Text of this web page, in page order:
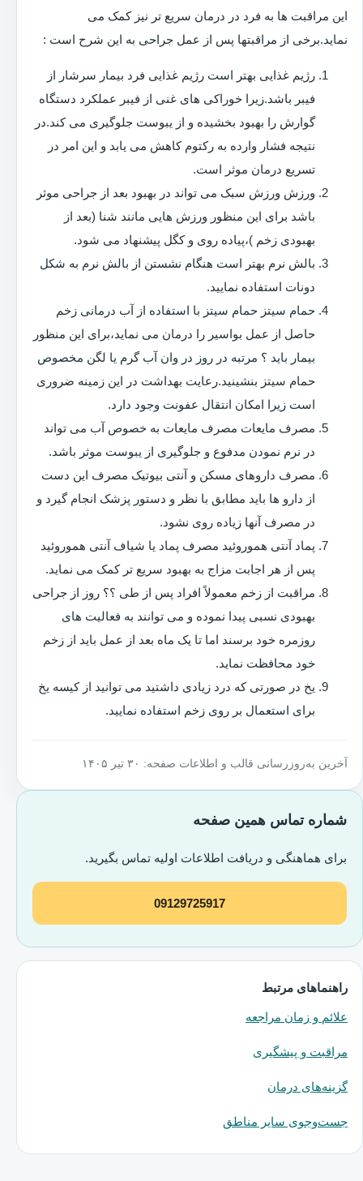
این مراقبت ها به فرد در درمان سریع تر نیز کمک می
نماید.برخی از مراقبتها پس از عمل جراحی به این شرح است :
رژیم غذایی بهتر است رژیم غذایی فرد بیمار سرشار از
فیبر باشد.زیرا خوراکی های غنی از فیبر عملکرد دستگاه
گوارش را بهبود بخشیده و از یبوست جلوگیری می کند.در
نتیجه فشار وارده به رکتوم کاهش می یابد و این امر در
تسریع درمان موثر است.
ورزش ورزش سبک می تواند در بهبود بعد از جراحی موثر
باشد برای این منظور ورزش هایی مانند شنا (بعد از
بهبودی زخم )،پیاده روی و کگل پیشنهاد می شود.
بالش نرم بهتر است هنگام نشستن از بالش نرم به شکل
دونات استفاده نمایید.
حمام سیتز حمام سیتز با استفاده از آب درمانی زخم
حاصل از عمل بواسیر را درمان می نماید،برای این منظور
بیمار باید ؟ مرتبه در روز در وان آب گرم یا لگن مخصوص
حمام سیتز بنشینید.رعایت بهداشت در این زمینه ضروری
است زیرا امکان انتقال عفونت وجود دارد.
مصرف مایعات مصرف مایعات به خصوص آب می تواند
در نرم نمودن مدفوع و جلوگیری از یبوست موثر باشد.
مصرف داروهای مسکن و آنتی بیوتیک مصرف این دست
از دارو ها باید مطابق با نظر و دستور پزشک انجام گیرد و
در مصرف آنها زیاده روی نشود.
پماد آنتی هموروئید مصرف پماد یا شیاف آنتی هموروئید
پس از هر اجابت مزاج به بهبود سریع تر کمک می نماید.
مراقبت از زخم معمولاً افراد پس از طی ؟؟ روز از جراحی
بهبودی نسبی پیدا نموده و می توانند به فعالیت های
روزمره خود برسند اما تا یک ماه بعد از عمل باید از زخم
خود محافظت نماید.
یخ در صورتی که درد زیادی داشتید می توانید از کیسه یخ
برای استعمال بر روی زخم استفاده نمایید.
آخرین به‌روزرسانی قالب و اطلاعات صفحه: ۳۰ تیر ۱۴۰۵
شماره تماس همین صفحه
برای هماهنگی و دریافت اطلاعات اولیه تماس بگیرید.
09129725917
راهنماهای مرتبط
علائم و زمان مراجعه
مراقبت و پیشگیری
گزینه‌های درمان
جست‌وجوی سایر مناطق